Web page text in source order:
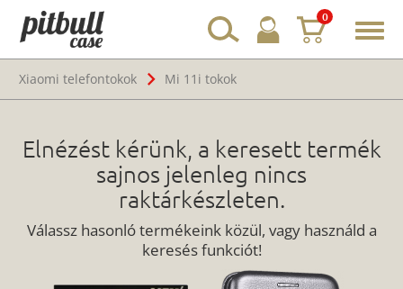
0
Xiaomi telefontokok
Mi 11i tokok
Elnézést kérünk, a keresett termék
sajnos jelenleg nincs
raktárkészleten.
Válassz hasonló termékeink közül, vagy használd a
keresés funkciót!